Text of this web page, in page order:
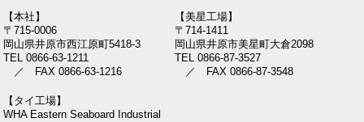
【本社】
〒715-0006
岡山県井原市西江原町5418-3
TEL 0866-63-1211
／ FAX 0866-63-1216
【美星工場】
〒714-1411
岡山県井原市美星町大倉2098
TEL 0866-87-3527
／ FAX 0866-87-3548
【タイ工場】
WHA Eastern Seaboard Industrial